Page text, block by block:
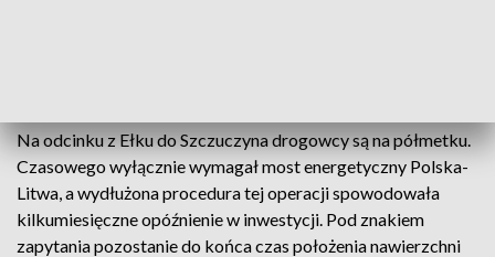
Na odcinku z Ełku do Szczuczyna drogowcy są na półmetku.
Czasowego wyłącznie wymagał most energetyczny Polska-
Litwa, a wydłużona procedura tej operacji spowodowała
kilkumiesięczne opóźnienie w inwestycji. Pod znakiem
zapytania pozostanie do końca czas położenia nawierzchni